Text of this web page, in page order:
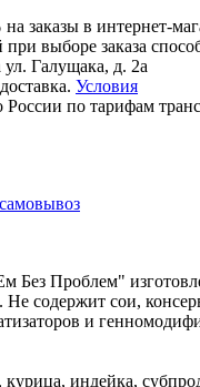
на заказы в интернет-
при выборе заказа
ул. Галущака, д. 2а
Условия
России по тарифам
Без Проблем"
Не содержит сои,
и
курица, индейка,